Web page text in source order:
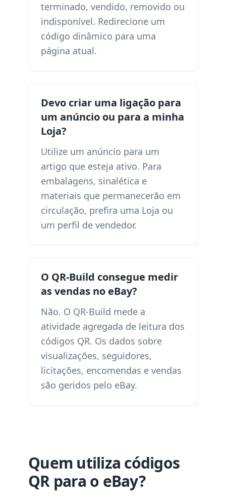
terminado, vendido, removido ou
indisponível. Redirecione um
código dinâmico para uma
página atual.
Devo criar uma ligação para
um anúncio ou para a minha
Loja?
Utilize um anúncio para um
artigo que esteja ativo. Para
embalagens, sinalética e
materiais que permanecerão em
circulação, prefira uma Loja ou
um perfil de vendedor.
O QR-Build consegue medir
as vendas no eBay?
Não. O QR-Build mede a
atividade agregada de leitura dos
códigos QR. Os dados sobre
visualizações, seguidores,
licitações, encomendas e vendas
são geridos pelo eBay.
Quem utiliza códigos
QR para o eBay?